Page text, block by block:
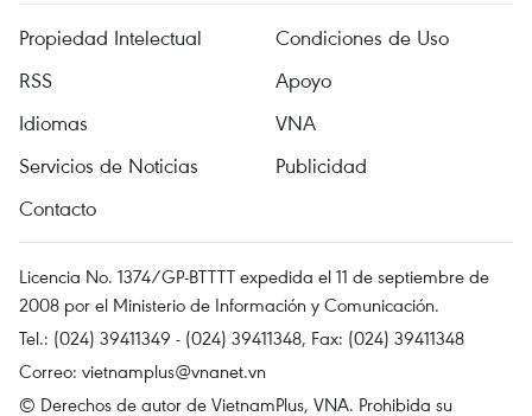
Propiedad Intelectual
Condiciones de Uso
RSS
Apoyo
Idiomas
VNA
Servicios de Noticias
Publicidad
Contacto
Licencia No. 1374/GP-BTTTT expedida el 11 de septiembre de
2008 por el Ministerio de Información y Comunicación.
Tel.: (024) 39411349 - (024) 39411348, Fax: (024) 39411348
Correo: vietnamplus@vnanet.vn
© Derechos de autor de VietnamPlus, VNA. Prohibida su